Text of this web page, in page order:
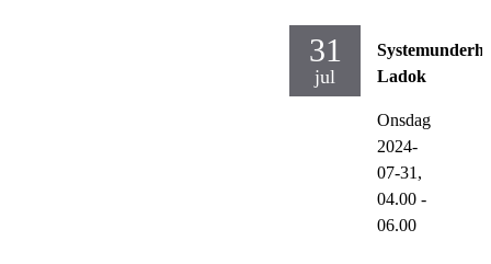
31
jul
Ladok
Onsdag
2024-
07-31,
04.00 -
06.00